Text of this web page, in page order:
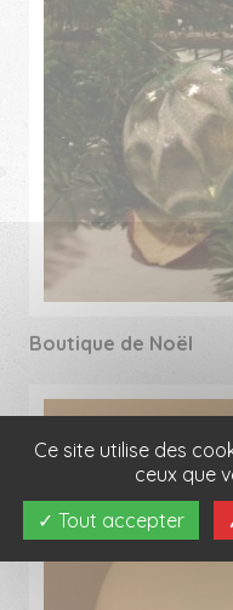
Boutique de Noël
Ce site utilise des
ceux que
Tout accepter